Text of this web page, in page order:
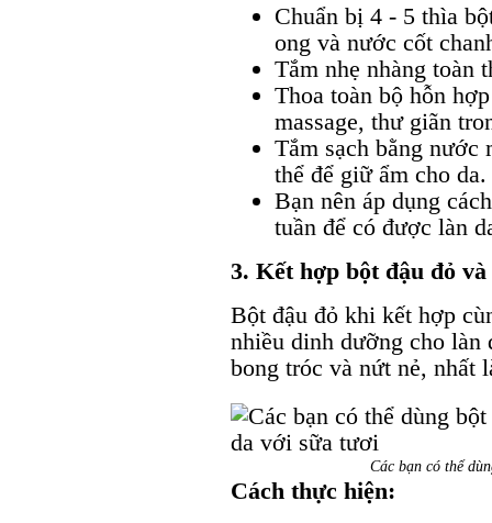
Chuẩn bị 4 - 5 thìa
ong và nước cốt
Tắm nhẹ nhàng toàn
Thoa toàn bộ hỗn
massage, thư giãn
Tắm sạch bằng nước
thể để giữ ẩm cho da.
Bạn nên áp dụng
tuần để có được làn
3. Kết hợp bột đậu đỏ
Bột đậu đỏ khi kết hợp
nhiều dinh dưỡng cho làn
bong tróc và nứt nẻ, nhất
Các bạn có thể
Cách thực hiện: